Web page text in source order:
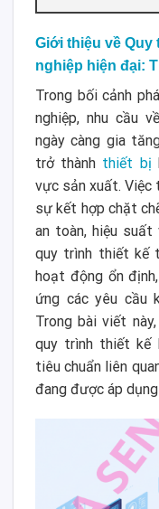
Giới thiệu về
nghiệp hiện đại:
Trong bối cảnh
nghiệp, nhu cầu
ngày càng gia
trở thành thiết bị
vực sản xuất. Việc
sự kết hợp chặt
an toàn, hiệu
quy trình thiết kế
hoạt động ổn
ứng các yêu cầu
Trong bài viết
quy trình thiết kế
tiêu chuẩn liên
đang được áp